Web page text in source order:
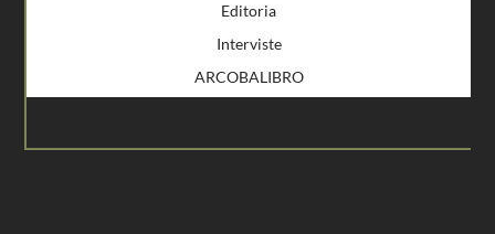
Editoria
Interviste
ARCOBALIBRO